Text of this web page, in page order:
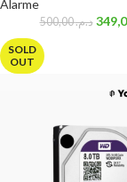
Alarme
د.م.500,00
SOLD
OUT